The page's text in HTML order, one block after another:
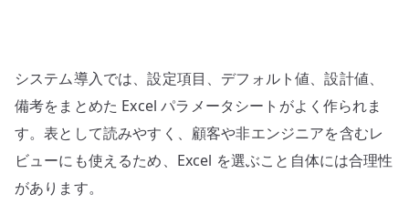
実
装
値、
実
値
システム導入では、設定項目、デフォルト値、設計値、
備考をまとめた Excel パラメータシートがよく作られま
す。表として読みやすく、顧客や非エンジニアを含むレ
ビューにも使えるため、Excel を選ぶこと自体には合理性
があります。